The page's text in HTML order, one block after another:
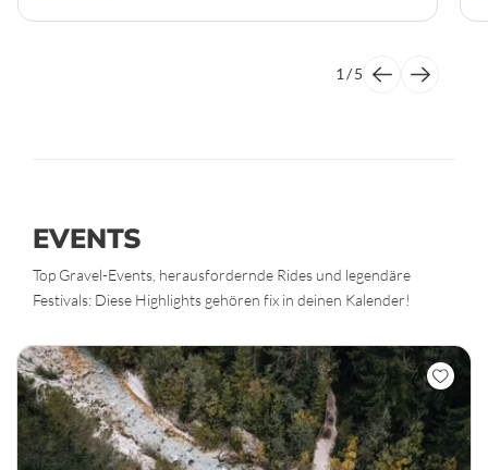
1 /5
EVENTS
Top Gravel-Events, herausfordernde Rides und legendäre
Festivals: Diese Highlights gehören fix in deinen Kalender!